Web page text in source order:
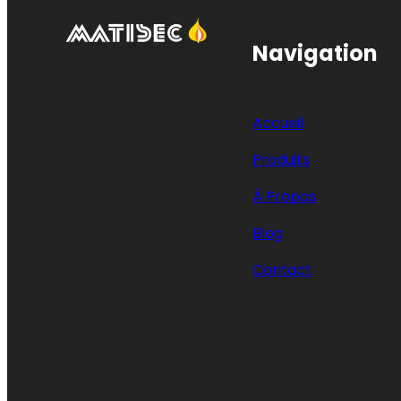
Navigation
Accueil
Produits
À Propos
Blog
Contact